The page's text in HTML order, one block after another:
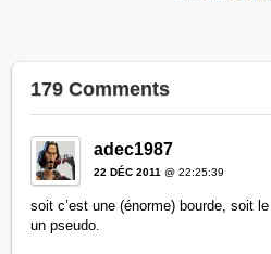
179 Comments
adec1987
22 DÉC 2011 @ 22:25:39
soit c’est une (énorme) bourde, soit
un pseudo.